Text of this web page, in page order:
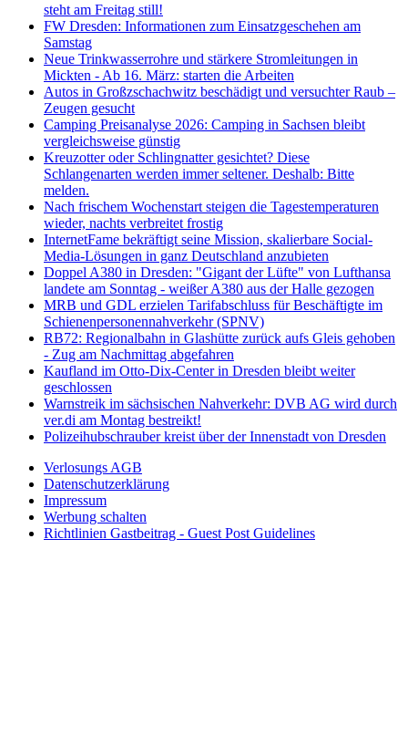
steht am Freitag still!
FW Dresden: Informationen zum Einsatzgeschehen am
Samstag
Neue Trinkwasserrohre und stärkere Stromleitungen in
Mickten - Ab 16. März: starten die Arbeiten
Autos in Großzschachwitz beschädigt und versuchter Raub –
Zeugen gesucht
Camping Preisanalyse 2026: Camping in Sachsen bleibt
vergleichsweise günstig
Kreuzotter oder Schlingnatter gesichtet? Diese
Schlangenarten werden immer seltener. Deshalb: Bitte
melden.
Nach frischem Wochenstart steigen die Tagestemperaturen
wieder, nachts verbreitet frostig
InternetFame bekräftigt seine Mission, skalierbare Social-
Media-Lösungen in ganz Deutschland anzubieten
Doppel A380 in Dresden: "Gigant der Lüfte" von Lufthansa
landete am Sonntag - weißer A380 aus der Halle gezogen
MRB und GDL erzielen Tarifabschluss für Beschäftigte im
Schienenpersonennahverkehr (SPNV)
RB72: Regionalbahn in Glashütte zurück aufs Gleis gehoben
- Zug am Nachmittag abgefahren
Kaufland im Otto-Dix-Center in Dresden bleibt weiter
geschlossen
Warnstreik im sächsischen Nahverkehr: DVB AG wird durch
ver.di am Montag bestreikt!
Polizeihubschrauber kreist über der Innenstadt von Dresden
Verlosungs AGB
Datenschutzerklärung
Impressum
Werbung schalten
Richtlinien Gastbeitrag - Guest Post Guidelines